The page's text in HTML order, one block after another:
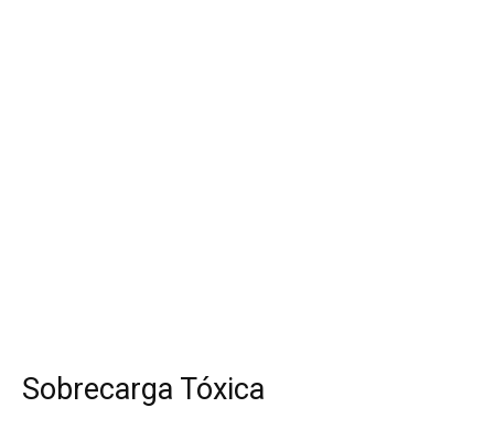
Sobrecarga Tóxica